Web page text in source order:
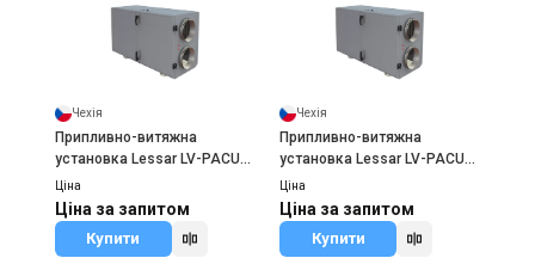
Чехія
Припливно-витяжна
установка Lessar LV-PACU
400 HE
Ціна
Ціна за запитом
Купити
Чехія
Припливно-витяжна
установка Lessar LV-PACU
700 HE
Ціна
Ціна за запитом
Купити